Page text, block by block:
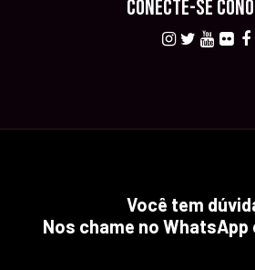
CONECTE-SE
Você tem
Nos chame no